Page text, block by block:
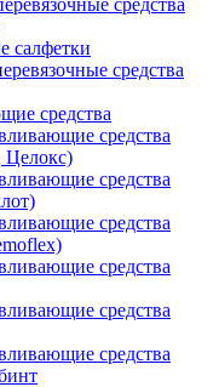
средства
салфетки
средства
средства
средства
Целокс)
средства
средства
средства
средства
средства